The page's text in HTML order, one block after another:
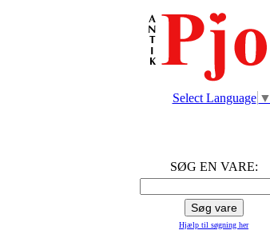
Select Language ▼
SØG EN VARE:
Hjælp til søgning her